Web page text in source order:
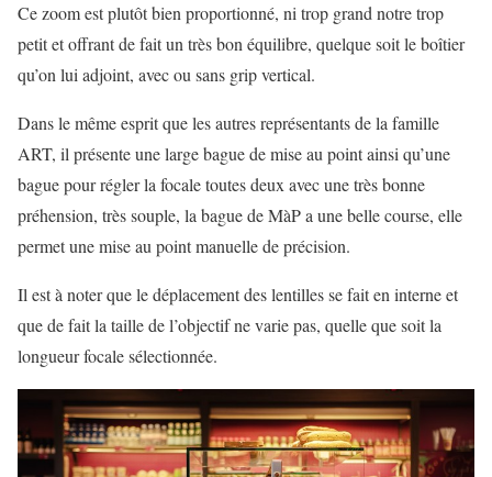
Ce zoom est plutôt bien proportionné, ni trop grand notre trop
petit et offrant de fait un très bon équilibre, quelque soit le boîtier
qu’on lui adjoint, avec ou sans grip vertical.
Dans le même esprit que les autres représentants de la famille
ART, il présente une large bague de mise au point ainsi qu’une
bague pour régler la focale toutes deux avec une très bonne
préhension, très souple, la bague de MàP a une belle course, elle
permet une mise au point manuelle de précision.
Il est à noter que le déplacement des lentilles se fait en interne et
que de fait la taille de l’objectif ne varie pas, quelle que soit la
longueur focale sélectionnée.